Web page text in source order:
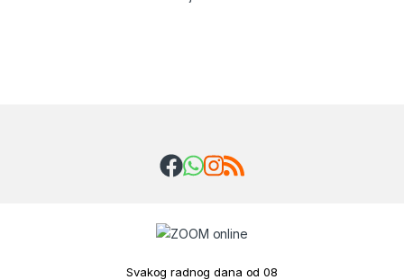
Svakog radnog dana od 08